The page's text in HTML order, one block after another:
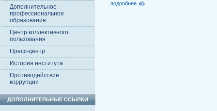
Дополнительное
профессиональное
образование
Центр коллективного
пользования
Пресс-центр
История института
Противодействие
коррупции
ДОПОЛНИТЕЛЬНЫЕ ССЫЛКИ
подробнее